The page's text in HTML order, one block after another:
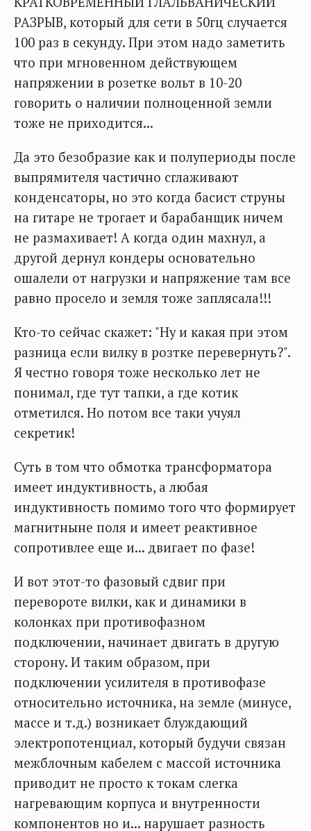
РАЗРЫВ, который для сети в 50гц случается
100 раз в секунду. При этом надо заметить
что при мгновенном действующем
напряжении в розетке вольт в 10-20
говорить о наличии полноценной земли
тоже не приходится...
Да это безобразие как и полупериоды после
выпрямителя частично сглаживают
конденсаторы, но это когда басист струны
на гитаре не трогает и барабанщик ничем
не размахивает! А когда один махнул, а
другой дернул кондеры основательно
ошалели от нагрузки и напряжение там все
равно просело и земля тоже заплясала!!!
Кто-то сейчас скажет: "Ну и какая при этом
разница если вилку в розтке перевернуть?".
Я честно говоря тоже несколько лет не
понимал, где тут тапки, а где котик
отметился. Но потом все таки учуял
секретик!
Суть в том что обмотка трансформатора
имеет индуктивность, а любая
индуктивность помимо того что формирует
магнитныне поля и имеет реактивное
сопротивлее еще и... двигает по фазе!
И вот этот-то фазовый сдвиг при
перевороте вилки, как и динамики в
колонках при противофазном
подключении, начинает двигать в другую
сторону. И таким образом, при
подключении усилителя в противофазе
относительно источника, на земле (минусе,
массе и т.д.) возникает блуждающий
электропотенциал, который будучи связан
межблочным кабелем с массой источника
приводит не просто к токам слегка
нагревающим корпуса и внутренности
компонентов но и... нарушает разность